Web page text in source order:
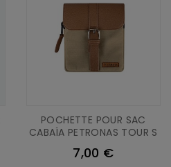
POCHETTE POUR SAC
CABAÏA PETRONAS TOUR S
7,00 €